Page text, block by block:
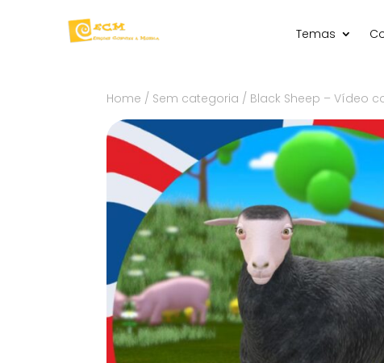
Temas
Home / Sem categoria / Black Sheep – Vídeo